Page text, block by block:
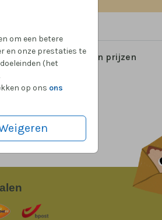
om een betere
en onze prestaties te
(het
op ons ons
Formaten en prijzen